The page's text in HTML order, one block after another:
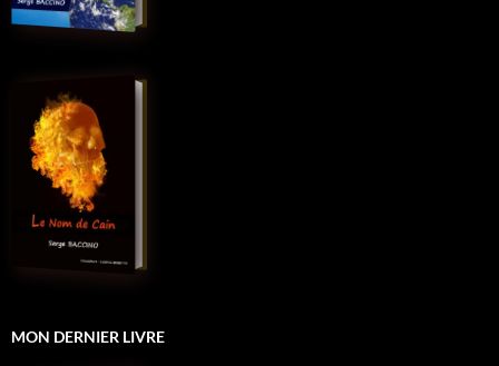
MON DERNIER LIVRE